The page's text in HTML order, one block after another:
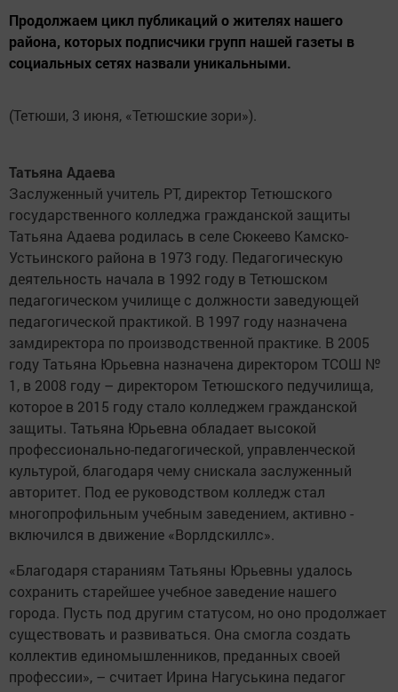
Продолжаем цикл публикаций о жителях нашего
района, которых подписчики групп нашей газеты в
социальных сетях назвали уникальными.
(Тетюши, 3 июня, «Тетюшские зори»).
Татьяна Адаева
Заслуженный учитель РТ, директор Тетюшского
государственного колледжа гражданской защиты
Татьяна Адаева родилась в селе Сюкеево Камско-
Устьинского рай­она в 1973 году. Педагогичес­кую
деятельность начала в 1992 году в Тетюшском
педагогическом училище с должности заведующей
педагогической практикой. В 1997 году назначена
замдиректора по производственной практике. В 2005
году Татьяна Юрьевна назначена директором ­ТСОШ №
1, в 2008 году – директором Тетюшского педучилища,
которое в 2015 году стало колледжем гражданской
защиты. Татьяна Юрьевна обладает высокой
профессионально-педагогической, управленческой
культурой, благодаря чему снис­кала заслуженный
авторитет. Под ее руководством колледж стал
многопрофильным учебным заведением, ­активно ­
включился в ­движение ­«Ворлдскиллс».
«Благодаря стараниям Татьяны Юрьевны удалось
сохранить старейшее учебное заведение нашего
города. Пусть под другим статусом, но оно продолжает
существовать и развиваться. Она смогла создать
коллектив единомышленников, преданных своей
профессии», – ­считает Ирина ­Нагуськина ­педагог